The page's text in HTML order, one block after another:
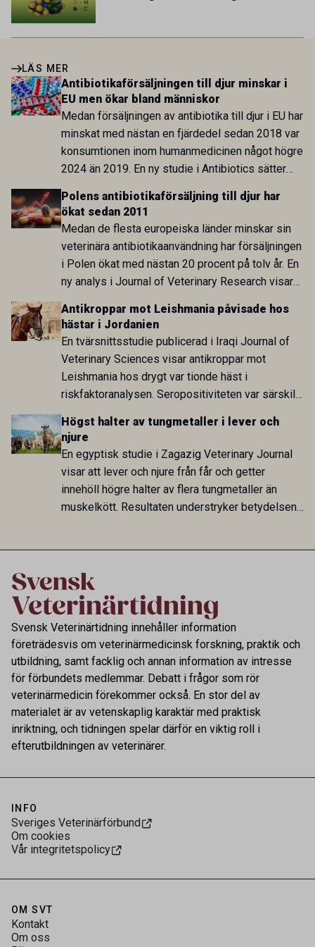
LÄS MER
Antibiotikaförsäljningen till djur minskar i
EU men ökar bland människor
Medan försäljningen av antibiotika till djur i EU har
minskat med nästan en fjärdedel sedan 2018 var
konsumtionen inom humanmedicinen något högre
2024 än 2019. En ny studie i Antibiotics sätter
utvecklingen inom de båda sektorerna sida vid
sida och pekar på en obalans i EU:s One Health-
arbete.
Polens antibiotikaförsäljning till djur har
ökat sedan 2011
Medan de flesta europeiska länder minskar sin
veterinära antibiotikaanvändning har försäljningen
i Polen ökat med nästan 20 procent på tolv år. En
ny analys i Journal of Veterinary Research visar
att skillnaden mot lågförbrukarländer som
Sverige är fortsatt stor.
Antikroppar mot Leishmania påvisade hos
hästar i Jordanien
En tvärsnittsstudie publicerad i Iraqi Journal of
Veterinary Sciences visar antikroppar mot
Leishmania hos drygt var tionde häst i
riskfaktoranalysen. Seropositiviteten var särskilt
hög i Zarqa och statistiskt kopplad till bland
annat stallhållning. Resultaten visar att hästarna
har exponerats för parasiten – men inte att de
fungerar som reservoarer eller bidrar till
smittspridning.
Högst halter av tungmetaller i lever och
njure
En egyptisk studie i Zagazig Veterinary Journal
visar att lever och njure från får och getter
innehöll högre halter av flera tungmetaller än
muskelkött. Resultaten understryker betydelsen
Svensk Veterinärtidning innehåller information
företrädesvis om veterinärmedicinsk forskning, praktik och
utbildning, samt facklig och annan information av intresse
för förbundets medlemmar. Debatt i frågor som rör
veterinärmedicin förekommer också. En stor del av
materialet är av vetenskaplig karaktär med praktisk
inriktning, och tidningen spelar därför en viktig roll i
efterutbildningen av veterinärer.
INFO
Sveriges Veterinärförbund
Om cookies
Vår integritetspolicy
OM SVT
Kontakt
Om oss